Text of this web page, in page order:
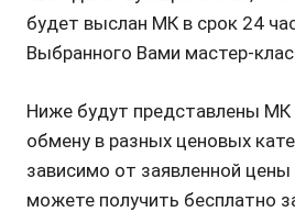
будет выслан МК в срок 24
Выбранного Вами мастер-
Ниже будут представлены
обмену в разных ценовых
зависимо от заявленной
можете получить бесплатно